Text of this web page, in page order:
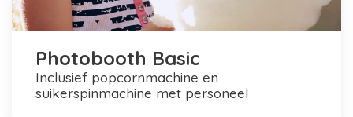
Photobooth Basic
inclusief popcornmachine en
suikerspinmachine met personeel